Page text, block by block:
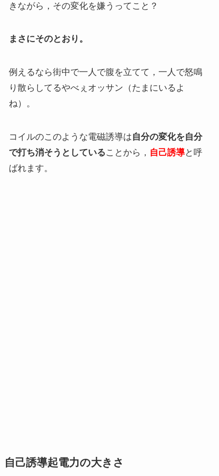
きながら，その変化を嫌うってこと？
まさにそのとおり。
例えるなら街中で一人で腹を立てて，一人で怒鳴
り散らしてるやべぇオッサン（たまにいるよ
ね）。
コイルのこのような電磁誘導は自分の変化を自分
で打ち消そうとしていることから， 自己誘導と呼
ばれます。
自己誘導起電力の大きさ